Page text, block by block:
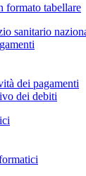
formato tabellare
sanitario
dei pagamenti
dei debiti